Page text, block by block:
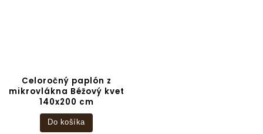
Celoročný paplón z
mikrovlákna Béžový kvet
140x200 cm
Do košíka